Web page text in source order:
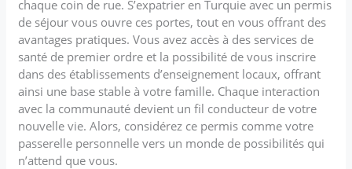
chaque coin de rue. S’expatrier en Turquie avec un permis
de séjour vous ouvre ces portes, tout en vous offrant des
avantages pratiques. Vous avez accès à des services de
santé de premier ordre et la possibilité de vous inscrire
dans des établissements d’enseignement locaux, offrant
ainsi une base stable à votre famille. Chaque interaction
avec la communauté devient un fil conducteur de votre
nouvelle vie. Alors, considérez ce permis comme votre
passerelle personnelle vers un monde de possibilités qui
n’attend que vous.